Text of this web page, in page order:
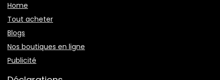
Home
Tout acheter
Blogs
Nos boutiques en ligne
Publicité